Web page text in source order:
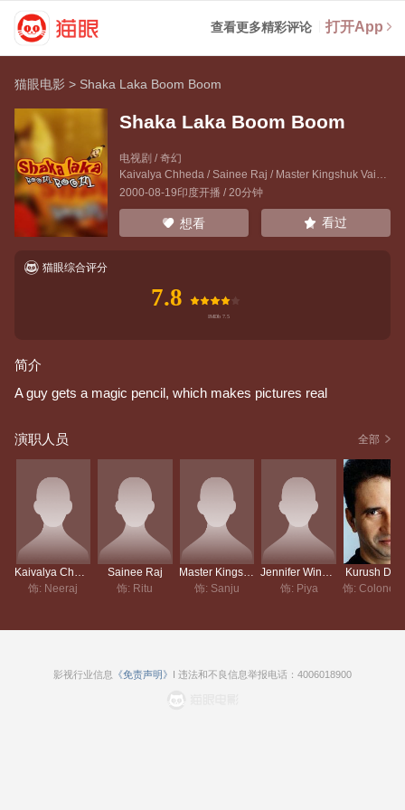
查看更多精彩评论 打开App
猫眼电影 > Shaka Laka Boom Boom
Shaka Laka Boom Boom
电视剧 / 奇幻
Kaivalya Chheda/Sainee Raj / Master Kingshuk Vaidya
2000-08-19印度开播 / 20分钟
想看 看过
猫眼综合评分
7.8
简介
A guy gets a magic pencil, which makes pictures real
演职人员 全部
饰: Neeraj
Sainee Raj
饰: Ritu
Master Kingshuk Vaidya
饰: Sanju
饰: Piya
Kurush
影视行业信息 《免责声明》 I 违法和不良信息举报电话：4006018900